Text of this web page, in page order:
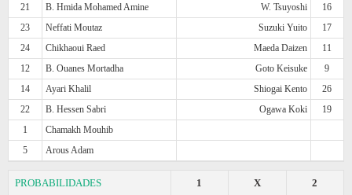
21
B. Hmida Mohamed Amine W. Tsuyoshi
16
23
Neffati Moutaz Suzuki Yuito
17
24
Chikhaoui Raed Maeda Daizen
11
12
B. Ouanes Mortadha Goto Keisuke
9
14
Ayari Khalil Shiogai Kento
26
22
B. Hessen Sabri Ogawa Koki
19
1
Chamakh Mouhib
5
Arous Adam
PROBABILIDADES 2
X
1